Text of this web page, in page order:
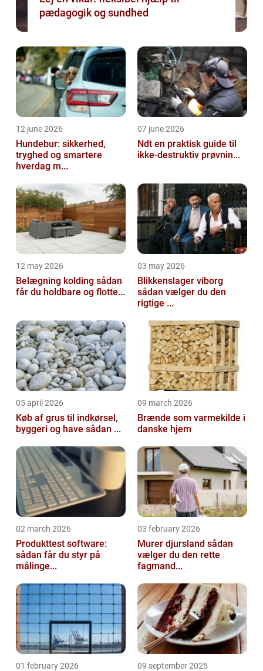
pædagogik og sundhed
12 june 2026
Hundebur: sikkerhed,
tryghed og smartere
hverdag m...
07 june 2026
Ndt en praktisk guide til
ikke-destruktiv prøvnin...
12 may 2026
Belægning kolding sådan
får du holdbare og flotte...
03 may 2026
Blikkenslager viborg
sådan vælger du den
rigtige ...
05 april 2026
Køb af grus til indkørsel,
byggeri og have sådan ...
09 march 2026
Brænde som varmekilde i
danske hjem
02 march 2026
Produkttest software:
sådan får du styr på
målinge...
03 february 2026
Murer djursland sådan
vælger du den rette
fagmand...
01 february 2026 09 september 2025